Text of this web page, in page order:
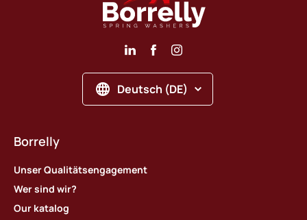
Deutsch (DE)
Borrelly
Unser Qualitätsengagement
Wer sind wir?
Our katalog